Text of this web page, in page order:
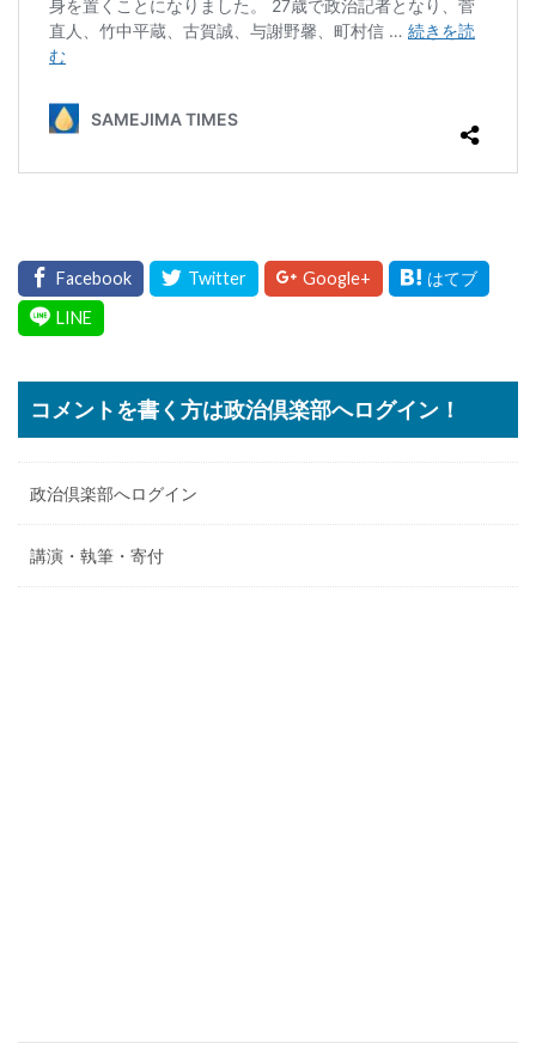
コメントを書く方は政治倶楽部へログイン！
政治倶楽部へログイン
講演・執筆・寄付